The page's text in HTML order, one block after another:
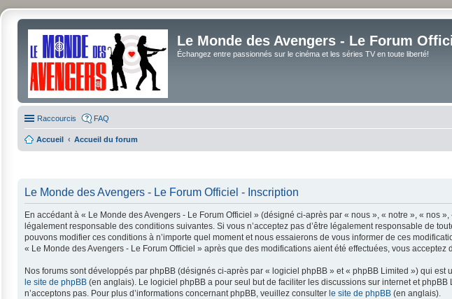
Le Monde des Avengers - Le Forum
Échangez entre passionnés sur le cinéma et les séries TV en toute liberté!
Raccourcis FAQ
Accueil Accueil du forum
Le Monde des Avengers - Le Forum Officiel - Inscription
En accédant à « Le Monde des Avengers - Le Forum Officiel » (désigné ci-après par « nous », « notre », « nos
légalement responsable des conditions suivantes. Si vous n’acceptez pas d’être légalement responsable de
pouvons modifier ces conditions à n’importe quel moment et nous essaierons de vous informer de ces
« Le Monde des Avengers - Le Forum Officiel » après que des modifications aient été effectuées, vous
Nos forums sont développés par phpBB (désignés ci-après par « logiciel phpBB » et « phpBB Limited ») qui
le site de phpBB (en anglais). Le logiciel phpBB a pour seul but de faciliter les discussions sur internet et
n’acceptons pas. Pour plus d’informations concernant phpBB, veuillez consulter le site de phpBB (en anglais).